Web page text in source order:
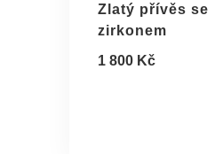
Zlatý přívěs se
zirkonem
1 800 Kč